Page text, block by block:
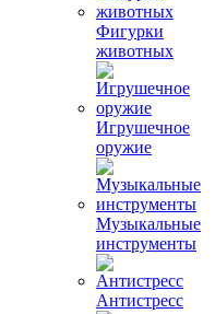
Фигурки
животных
Игрушечное
оружие
Музыкальные
инструменты
Антистресс